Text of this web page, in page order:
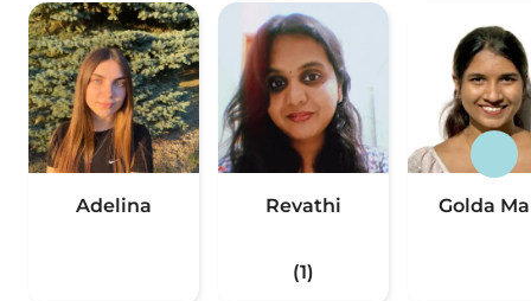
Adelina Revathi
(1)
Golda